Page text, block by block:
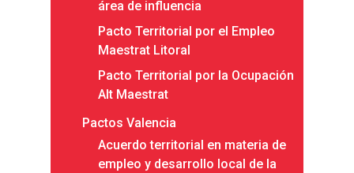
área de influencia
Pacto Territorial por el Empleo
Maestrat Litoral
Pacto Territorial por la Ocupación
Alt Maestrat
Pactos Valencia
Acuerdo territorial en materia de
empleo y desarrollo local de la